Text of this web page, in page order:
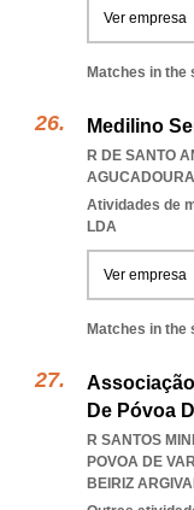
Ver empresa
Matches in the
Medilino
R DE SANTO
Atividades de
LDA
Ver empresa
Matches in the
De Póvoa
R SANTOS
POVOA DE
BEIRIZ ARGIVAI